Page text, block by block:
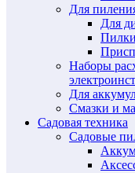
Для
Для
Пилки
Наборы
Для
Смазки и
Садовая техника
Садовые